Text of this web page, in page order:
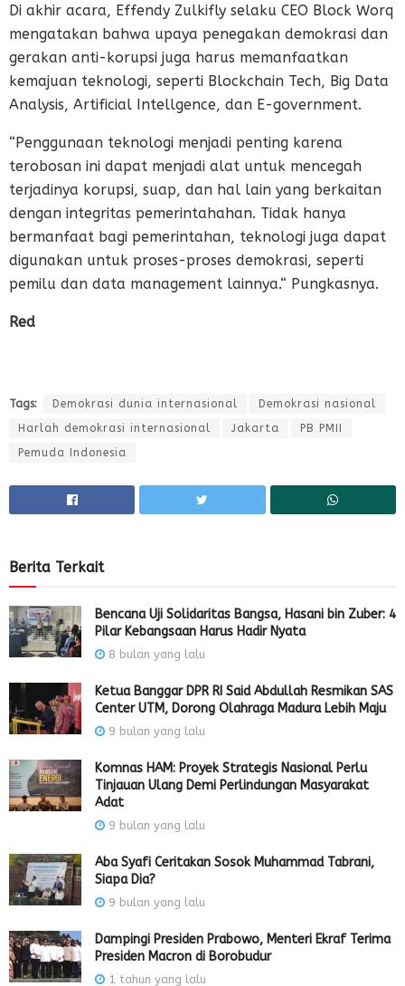
Di akhir acara, Effendy Zulkifly selaku CEO Block Worq
mengatakan bahwa upaya penegakan demokrasi dan
gerakan anti-korupsi juga harus memanfaatkan
kemajuan teknologi, seperti Blockchain Tech, Big Data
Analysis, Artificial Intellgence, dan E-government.
“Penggunaan teknologi menjadi penting karena
terobosan ini dapat menjadi alat untuk mencegah
terjadinya korupsi, suap, dan hal lain yang berkaitan
dengan integritas pemerintahahan. Tidak hanya
bermanfaat bagi pemerintahan, teknologi juga dapat
digunakan untuk proses-proses demokrasi, seperti
pemilu dan data management lainnya.“ Pungkasnya.
Red
Tags: Demokrasi dunia internasional
Demokrasi nasional
Harlah demokrasi internasional
Jakarta
PB PMII
Pemuda Indonesia
Berita Terkait
Bencana Uji Solidaritas Bangsa, Hasani bin Zuber: 4
Pilar Kebangsaan Harus Hadir Nyata
8 bulan yang lalu
Ketua Banggar DPR RI Said Abdullah Resmikan SAS
Center UTM, Dorong Olahraga Madura Lebih Maju
9 bulan yang lalu
Komnas HAM: Proyek Strategis Nasional Perlu
Tinjauan Ulang Demi Perlindungan Masyarakat
Adat
9 bulan yang lalu
Aba Syafi Ceritakan Sosok Muhammad Tabrani,
Siapa Dia?
9 bulan yang lalu
Dampingi Presiden Prabowo, Menteri Ekraf Terima
Presiden Macron di Borobudur
1 tahun yang lalu